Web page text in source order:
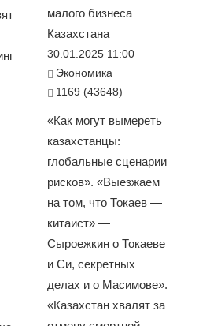
малого бизнеса
Казахстана
30.01.2025 11:00
Экономика
1169 (43648)
«Как могут вымереть
казахстанцы:
глобальные сценарии
рисков». «Выезжаем
на том, что Токаев —
китаист» —
Сыроежкин о Токаеве
и Си, секретных
делах и о Масимове».
«Казахстан хвалят за